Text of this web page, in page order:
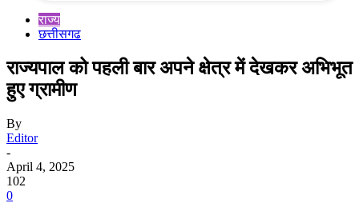
राज्य
छत्तीसगढ
राज्यपाल को पहली बार अपने क्षेत्र में देखकर अभिभूत
हुए ग्रामीण
By
Editor
-
April 4, 2025
102
0